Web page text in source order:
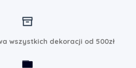
wszystkich dekoracji od 500zł